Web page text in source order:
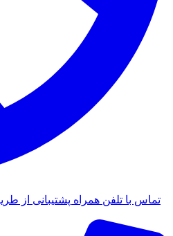
تماس با تلفن همراه پشتیبانی از